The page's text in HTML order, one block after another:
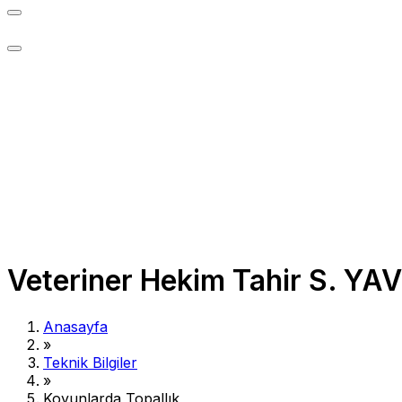
Veteriner Hekim Tahir S.
Anasayfa
»
Teknik Bilgiler
»
Koyunlarda Topallık